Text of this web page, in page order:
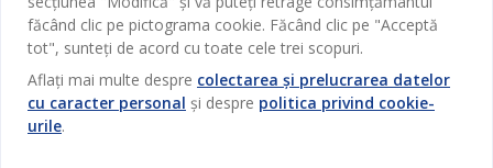
Grădină
Pentru casă
Outlet
Garanția Produselor
Politica de confidentialitate
Card cadou
Locuri de muncă
Inspirație
JYSK BUSINESS TO BUSINESS
Vânzări și relații clienți persoane juridice
Telefon: 060 531 531
E-mail: jysk@jysk.md
Telefon: 022 022 030
E-mail: support@jysk.md
Urmărește Jysk
făcând clic pe pictograma cookie. Făcând clic pe "Acceptă
tot", sunteți de acord cu toate cele trei scopuri.
Aflați mai multe despre colectarea și prelucrarea datelor
cu caracter personal și despre politica privind cookie-
urile.